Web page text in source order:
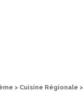
> Cuisine Régionale >